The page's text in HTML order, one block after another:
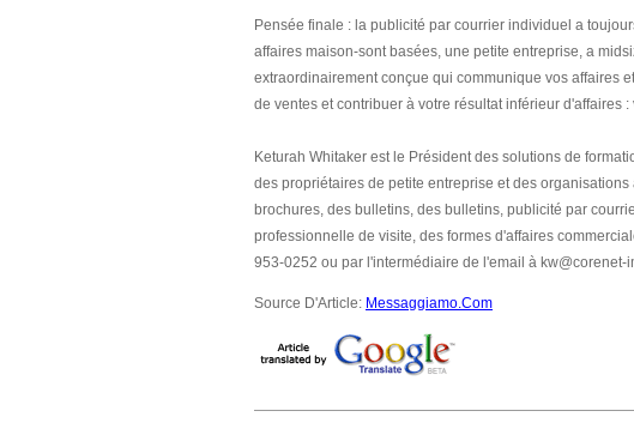
Pensée finale : la publicité par courrier individuel a
affaires maison-sont basées, une petite entreprise, a
extraordinairement conçue qui communique vos affaires
de ventes et contribuer à votre résultat inférieur d'affaires
Keturah Whitaker est le Président des solutions de
des propriétaires de petite entreprise et des
brochures, des bulletins, des bulletins, publicité par
professionnelle de visite, des formes d'affaires
953-0252 ou par l'intermédiaire de l'email à kw@corenet-
Source D'Article: Messaggiamo.Com